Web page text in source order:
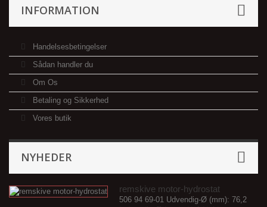
INFORMATION
Handelsesbetingelser
Sådan handler du
Om Os
Betaling og Sikkerhed
Vores butik
NYHEDER
remskive motor-hydrostat
506 94 69-01 Udvendig-Ø (mm): 76,2